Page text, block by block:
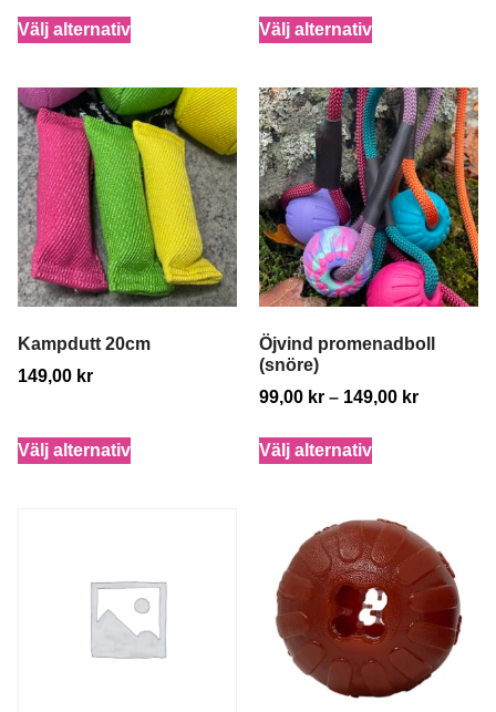
Välj alternativ Välj alternativ
Kampdutt 20cm
149,00 kr
Välj alternativ
Öjvind promenadboll
(snöre)
99,00 kr – 149,00 kr
Välj alternativ